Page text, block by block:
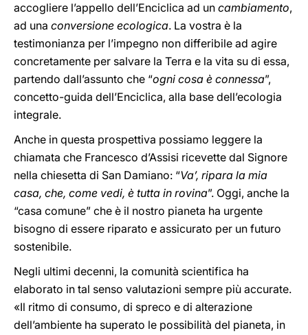
accogliere l’appello dell’Enciclica ad un cambiamento,
ad una conversione ecologica. La vostra è la
testimonianza per l’impegno non differibile ad agire
concretamente per salvare la Terra e la vita su di essa,
partendo dall’assunto che “ogni cosa è connessa”,
concetto-guida dell’Enciclica, alla base dell’ecologia
integrale.
Anche in questa prospettiva possiamo leggere la
chiamata che Francesco d’Assisi ricevette dal Signore
nella chiesetta di San Damiano: “Va’, ripara la mia
casa, che, come vedi, è tutta in rovina”. Oggi, anche la
“casa comune” che è il nostro pianeta ha urgente
bisogno di essere riparato e assicurato per un futuro
sostenibile.
Negli ultimi decenni, la comunità scientifica ha
elaborato in tal senso valutazioni sempre più accurate.
«Il ritmo di consumo, di spreco e di alterazione
dell’ambiente ha superato le possibilità del pianeta, in